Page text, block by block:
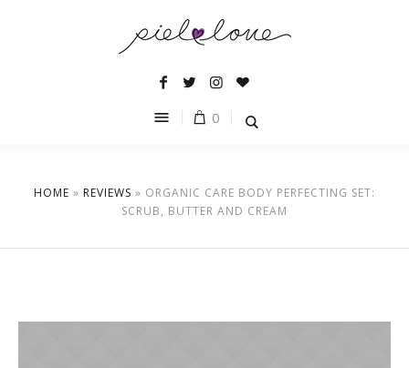
0
HOME » REVIEWS » ORGANIC CARE BODY PERFECTING SET:
SCRUB, BUTTER AND CREAM